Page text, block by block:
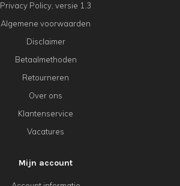
Privacy Policy, versie 1.3
Algemene voorwaarden
Disclaimer
Betaalmethoden
Retourneren
Over ons
Klantenservice
Vacatures
Mijn account